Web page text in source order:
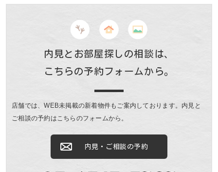
内見とお部屋探しの相談は、
こちらの予約フォームから。
店舗では、WEB未掲載の新着物件もご案内しております。 内見と
ご相談の予約はこちらのフォームから。
内見・ご相談の予約